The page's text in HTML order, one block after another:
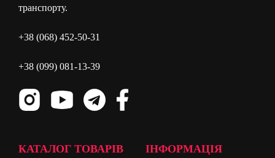
транспорту.
+38 (068) 452-50-31
+38 (099) 081-13-39
КАТАЛОГ ТОВАРІВ ІНФОРМАЦІЯ